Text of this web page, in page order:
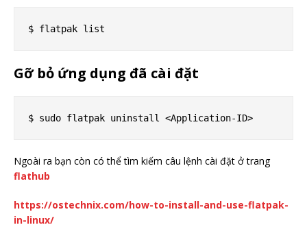
Gỡ bỏ ứng dụng đã cài đặt
Ngoài ra bạn còn có thể tìm kiếm câu lệnh cài đặt ở trang
flathub
https://ostechnix.com/how-to-install-and-use-flatpak-
in-linux/